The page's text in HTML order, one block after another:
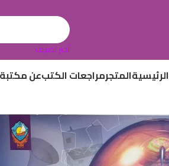
أختر تصنيف
الرئيسيةالمتجرمراجعات الكتبعن